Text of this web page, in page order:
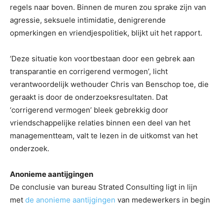
regels naar boven. Binnen de muren zou sprake zijn van
agressie, seksuele intimidatie, denigrerende
opmerkingen en vriendjespolitiek, blijkt uit het rapport.
‘Deze situatie kon voortbestaan door een gebrek aan
transparantie en corrigerend vermogen’, licht
verantwoordelijk wethouder Chris van Benschop toe, die
geraakt is door de onderzoeksresultaten. Dat
‘corrigerend vermogen’ bleek gebrekkig door
vriendschappelijke relaties binnen een deel van het
managementteam, valt te lezen in de uitkomst van het
onderzoek.
Anonieme aantijgingen
De conclusie van bureau Strated Consulting ligt in lijn
met de anonieme aantijgingen van medewerkers in begin